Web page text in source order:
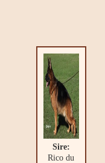
Sire:
Rico du